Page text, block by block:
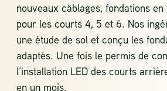
nouveaux câblages, fondations
pour les courts 4, 5 et 6. Nos
une étude de sol et conçu les
adaptés. Une fois le permis de
l’installation LED des courts
en un mois.